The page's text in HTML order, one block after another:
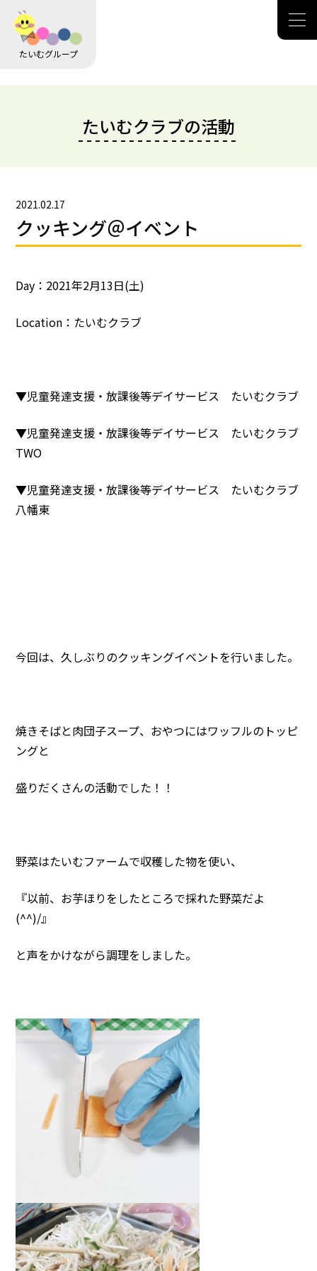
たいむグループ
たいむクラブの活動
2021.02.17
クッキング＠イベント
Day：2021年2月13日(土)
Location：たいむクラブ
▼児童発達支援・放課後等デイサービス たいむクラブ
▼児童発達支援・放課後等デイサービス たいむクラブ
TWO
▼児童発達支援・放課後等デイサービス たいむクラブ
八幡東
今回は、久しぶりのクッキングイベントを行いました。
焼きそばと肉団子スープ、おやつにはワッフルのトッピ
ングと
盛りだくさんの活動でした！！
野菜はたいむファームで収穫した物を使い、
『以前、お芋ほりをしたところで採れた野菜だよ
(^^)/』
と声をかけながら調理をしました。